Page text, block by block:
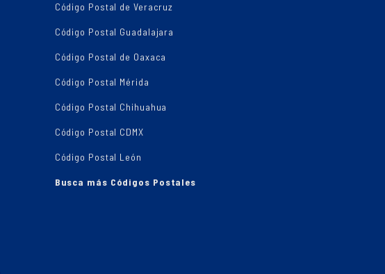
Código Postal de Veracruz
Código Postal Guadalajara
Código Postal de Oaxaca
Código Postal Mérida
Código Postal Chihuahua
Código Postal CDMX
Código Postal León
Busca más Códigos Postales